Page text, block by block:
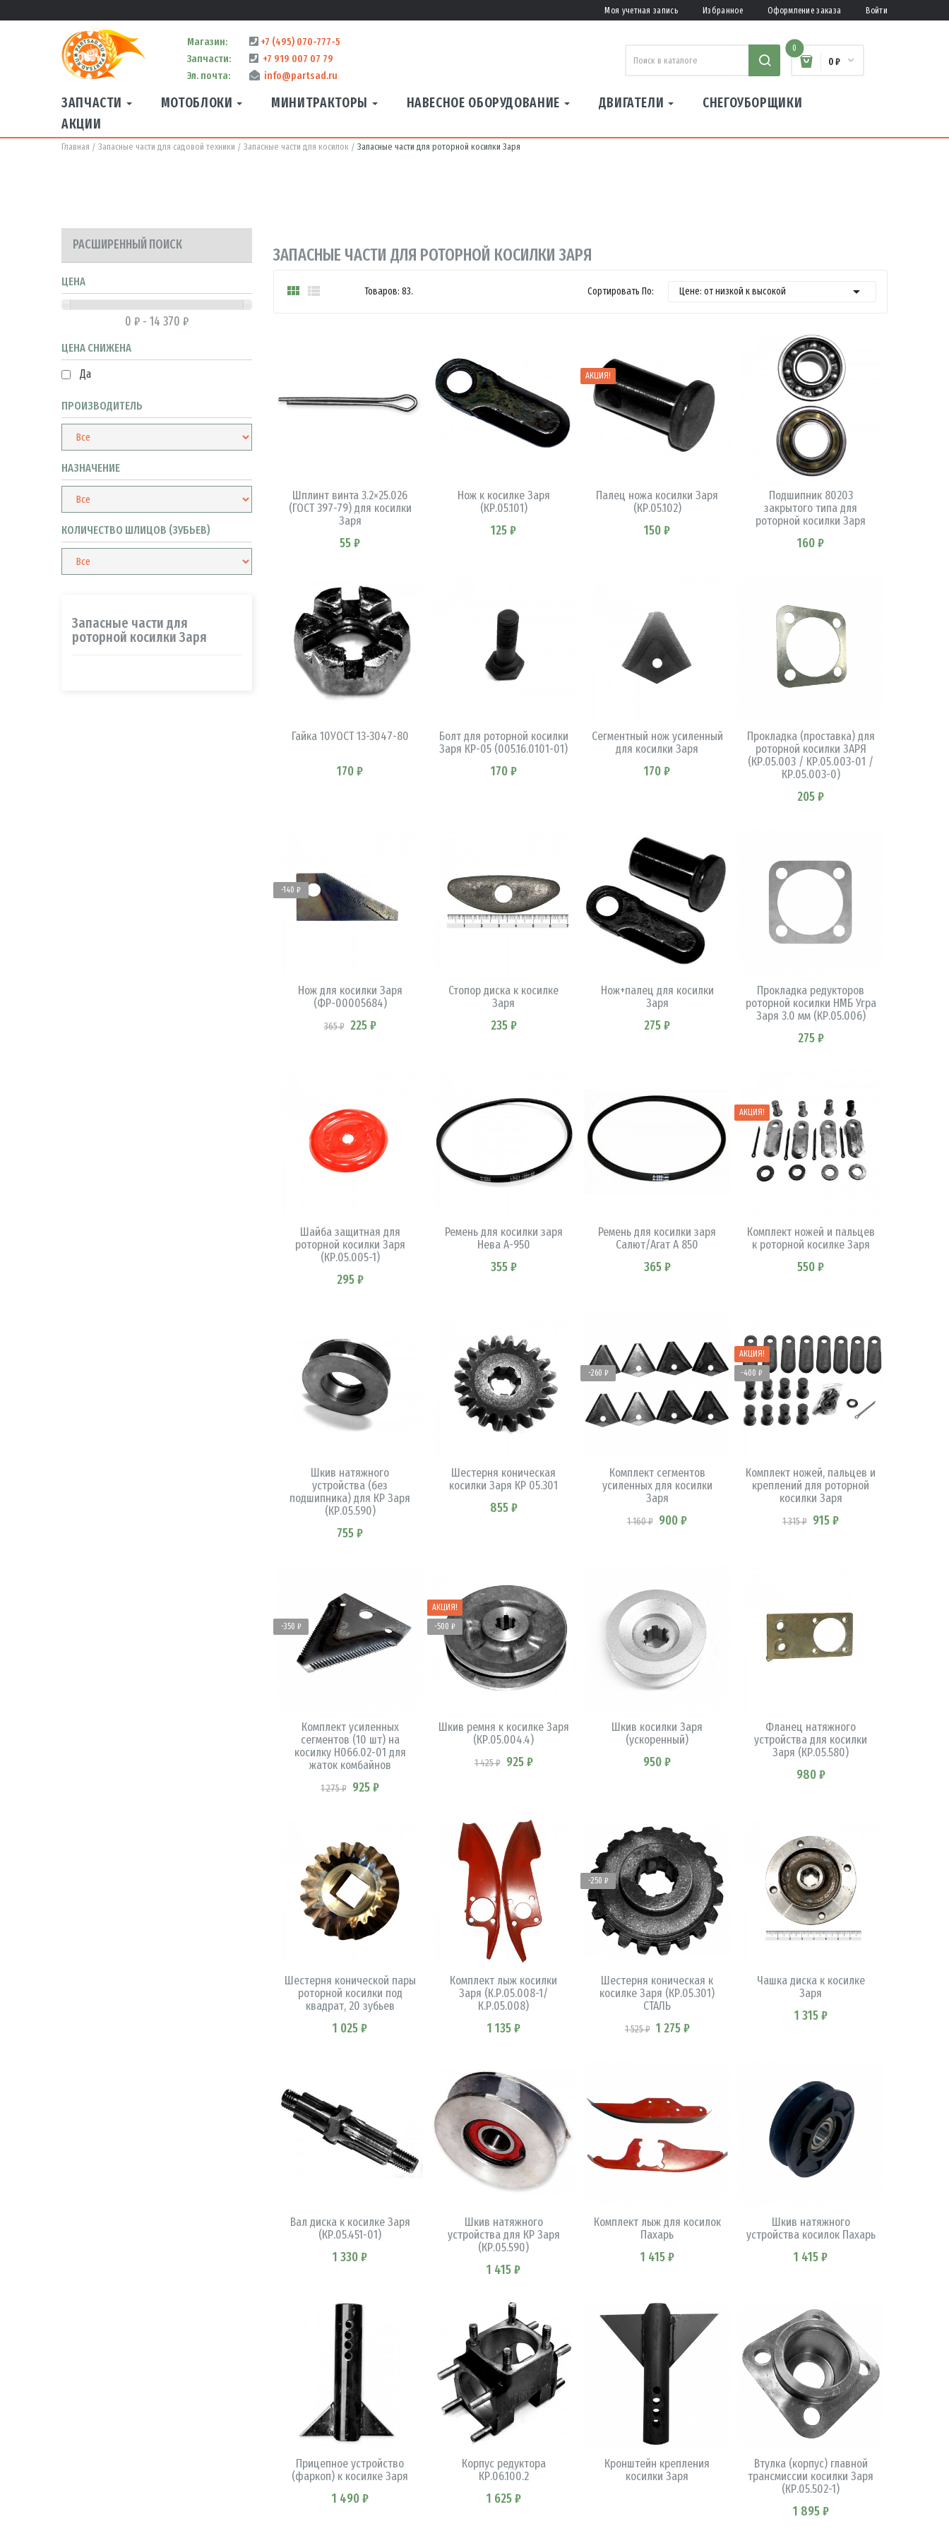
Моя учетная запись Избранное Оформление заказа Войти
Магазин:
+7 (495) 070-777-5
Запчасти:
+7 919 007 07 79
Эл. почта:
info@partsad.ru
0
0 ₽
ЗАПЧАСТИ МОТОБЛОКИ МИНИТРАКТОРЫ НАВЕСНОЕ ОБОРУДОВАНИЕ ДВИГАТЕЛИ
СНЕГОУБОРЩИКИ
АКЦИИ
Главная Запасные части для садовой техники Запасные части для косилок Запасные части для роторной косилки Заря
РАСШИРЕННЫЙ ПОИСК
ЦЕНА
0 ₽ - 14 370 ₽
ЦЕНА СНИЖЕНА
Да
ПРОИЗВОДИТЕЛЬ
НАЗНАЧЕНИЕ
КОЛИЧЕСТВО ШЛИЦОВ (ЗУБЬЕВ)
Запасные части для
роторной косилки Заря
ЗАПАСНЫЕ ЧАСТИ ДЛЯ РОТОРНОЙ КОСИЛКИ ЗАРЯ
  Товаров: 83. Сортировать По: Цене: от низкой к высокой 
Шплинт винта 3.2×25.026
(ГОСТ 397-79) для косилки
Заря
55 ₽
Нож к косилке Заря
(КР.05.101)
125 ₽
АКЦИЯ!
Палец ножа косилки Заря
(КР.05.102)
150 ₽
Подшипник 80203
закрытого типа для
роторной косилки Заря
160 ₽
В КОРЗИНУ
Гайка 10УОСТ 13-3047-80
170 ₽
В КОРЗИНУ
Болт для роторной косилки
Заря КР-05 (005.16.0101-01)
170 ₽
Сегментный нож усиленный
для косилки Заря
170 ₽
Прокладка (проставка) для
роторной косилки ЗАРЯ
(КР.05.003 / КР.05.003-01 /
КР.05.003-0)
205 ₽
-140 ₽
Нож для косилки Заря
(ФР-00005684)
365 ₽ 225 ₽
Стопор диска к косилке
Заря
235 ₽
Нож+палец для косилки
Заря
275 ₽
В КОРЗИНУ
Прокладка редукторов
роторной косилки НМБ Угра
Заря 3.0 мм (КР.05.006)
275 ₽
Шайба защитная для
роторной косилки Заря
(КР.05.005-1)
295 ₽
Ремень для косилки заря
Нева А-950
355 ₽
Ремень для косилки заря
Салют/Агат А 850
365 ₽
АКЦИЯ!
Комплект ножей и пальцев
к роторной косилке Заря
550 ₽
Шкив натяжного
устройства (без
подшипника) для КР Заря
(КР.05.590)
755 ₽
Шестерня коническая
косилки Заря КР 05.301
855 ₽
В КОРЗИНУ
-260 ₽
Комплект сегментов
усиленных для косилки
Заря
1 160 ₽ 900 ₽
-400 ₽
АКЦИЯ!
Комплект ножей, пальцев и
креплений для роторной
косилки Заря
1 315 ₽ 915 ₽
-350 ₽
Комплект усиленных
сегментов (10 шт) на
косилку Н066.02-01 для
жаток комбайнов
1 275 ₽ 925 ₽
-500 ₽
АКЦИЯ!
Шкив ремня к косилке Заря
(КР.05.004.4)
1 425 ₽ 925 ₽
В КОРЗИНУ
Шкив косилки Заря
(ускоренный)
950 ₽
В КОРЗИНУ
Фланец натяжного
устройства для косилки
Заря (КР.05.580)
980 ₽
Шестерня конической пары
роторной косилки под
квадрат, 20 зубьев
1 025 ₽
Комплект лыж косилки
Заря (К.Р.05.008-1/
К.Р.05.008)
1 135 ₽
В КОРЗИНУ
-250 ₽
Шестерня коническая к
косилке Заря (КР.05.301)
СТАЛЬ
1 525 ₽ 1 275 ₽
В КОРЗИНУ
Чашка диска к косилке
Заря
1 315 ₽
В КОРЗИНУ
Вал диска к косилке Заря
(КР.05.451-01)
1 330 ₽
Шкив натяжного
устройства для КР Заря
(КР.05.590)
1 415 ₽
Комплект лыж для косилок
Пахарь
1 415 ₽
Шкив натяжного
устройства косилок Пахарь
1 415 ₽
Прицепное устройство
(фаркоп) к косилке Заря
1 490 ₽
В КОРЗИНУ
Корпус редуктора
КР.06.100.2
1 625 ₽
В КОРЗИНУ
Кронштейн крепления
косилки Заря
В КОРЗИНУ
Втулка (корпус) главной
трансмиссии косилки Заря
(КР.05.502-1)
1 895 ₽
В КОРЗИНУ